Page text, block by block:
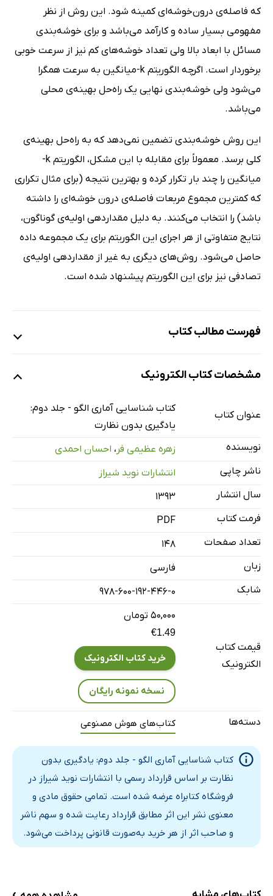
که فاصله‌ی درون‌خوشه‌ای کمینه شود. این روش از نظر
مفهومی بسیار ساده و کارآمد می‌باشد و برای خوشه‌بندی
مسائل با ابعاد بالا ولی تعداد خوشه‌های کم نیز از سرعت خوبی
برخوردار است. اگرچه الگوریتم k-میانگین به سرعت همگرا
می‌شود ولی خوشه‌بندی نهایی یک راه‌حل بهینه‌ی محلی
می‌باشد.
این روش خوشه‌بندی تضمین نمی‌دهد که به راه‌حل بهینه‌ی
کلی برسد. معمولاً برای مقابله با این مشکل، الگوریتم k-
میانگین را چند بار تکرار کرده و بهترین نتیجه (برای مثال تکراری
که کمترین مجموع مربعات فاصله‌ی درون خوشه‌ای را داشته
باشد) را انتخاب می‌کنند. به دلیل مقداردهی اولیه‌ی گوناگون،
نتایج متفاوتی از هر اجرای این الگوریتم برای یک مجموعه داده
حاصل می‌شود. روش‌های دیگری به غیر از مقداردهی اولیه‌ی
تصادفی نیز برای این الگوریتم پیشنهاد شده است.
فهرست مطالب کتاب
مشخصات کتاب الکترونیک
عنوان کتاب
کتاب شناسایی آماری الگو - جلد دوم:
یادگیری بدون نظارت
نویسنده
زهره عظیمی فر ، احسان احمدی
ناشر چاپی
انتشارات نوید شیراز
سال انتشار
۱۳۹۳
فرمت کتاب
PDF
تعداد صفحات
148
زبان
فارسی
شابک
978-600-192-446-0
قیمت کتاب
الکترونیک
۵۰,۰۰۰ تومان
€1.49
خرید کتاب الکترونیک
نسخه نمونه رایگان
دسته‌ها کتاب‌های هوش مصنوعی
کتاب شناسایی آماری الگو - جلد دوم: یادگیری بدون
نظارت بر اساس قرارداد رسمی با انتشارات نوید شیراز در
فروشگاه کتابراه عرضه شده است. تمامی حقوق مادی و
معنوی نشر این اثر مطابق قرارداد رعایت شده و سهم ناشر
و صاحب اثر از هر خرید به‌صورت قانونی پرداخت می‌شود.